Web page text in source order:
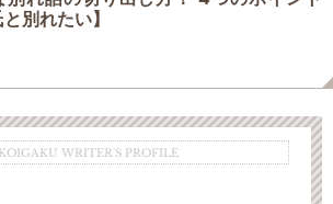
と別れたい】
KOIGAKU WRITER'S PROFILE